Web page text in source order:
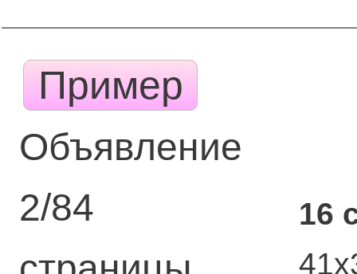
Пример
Объявление
2/84
16